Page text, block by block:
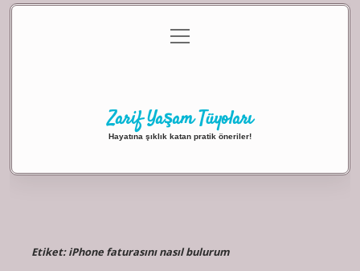
Gizlilik Politikası
menüyü
aç
Zarif Yaşam Tüyoları
Hayatına şıklık katan pratik öneriler!
Etiket:iPhone faturasını nasıl bulurum